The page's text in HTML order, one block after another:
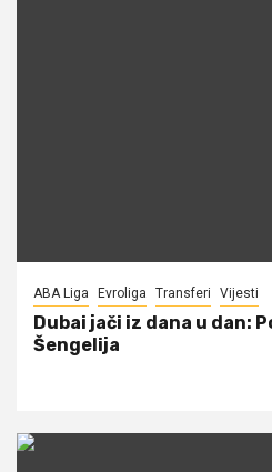
ABA Liga Evroliga Transferi Vijesti
Dubai jači iz dana u dan:
Šengelija